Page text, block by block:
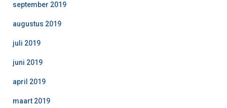
september 2019
augustus 2019
juli 2019
juni 2019
april 2019
maart 2019